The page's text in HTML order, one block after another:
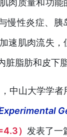
慢性炎症、胰
速肌肉流失，
脏脂肪和皮下脂
中山大学学者
Experimental
） 发表了一